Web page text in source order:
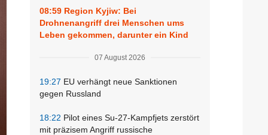
08:59 Region Kyjiw: Bei
Drohnenangriff drei Menschen ums
Leben gekommen, darunter ein Kind
07 August 2026
19:27 EU verhängt neue Sanktionen
gegen Russland
18:22 Pilot eines Su-27-Kampfjets zerstört
mit präzisem Angriff russische